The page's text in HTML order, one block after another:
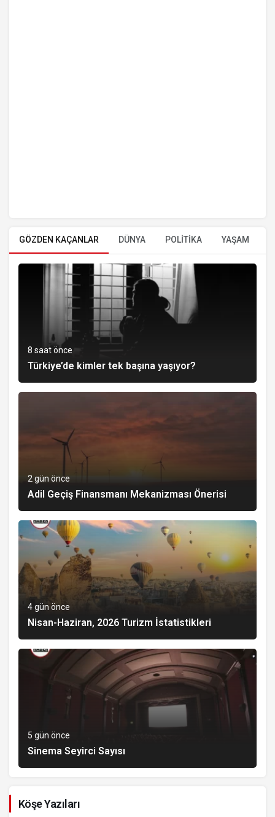
GÖZDEN KAÇANLAR DÜNYA POLİTİKA YAŞAM
8 saat önce
Türkiye’de kimler tek başına yaşıyor?
2 gün önce
Adil Geçiş Finansmanı Mekanizması Önerisi
4 gün önce
Nisan-Haziran, 2026 Turizm İstatistikleri
5 gün önce
Sinema Seyirci Sayısı
Köşe Yazıları